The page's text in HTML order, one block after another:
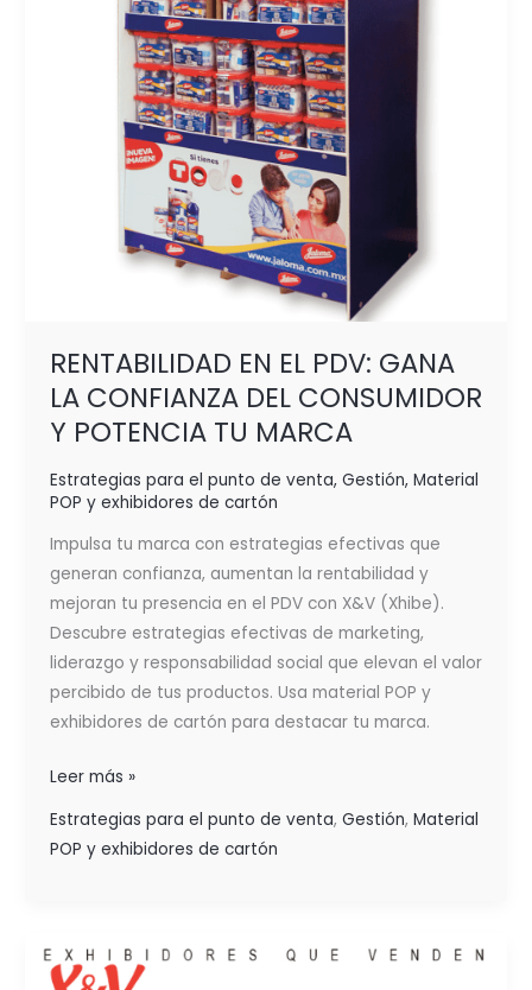
RENTABILIDAD EN EL PDV: GANA
LA CONFIANZA DEL CONSUMIDOR
Y POTENCIA TU MARCA
Estrategias para el punto de venta, Gestión, Material
POP y exhibidores de cartón
Impulsa tu marca con estrategias efectivas que
generan confianza, aumentan la rentabilidad y
mejoran tu presencia en el PDV con X&V (Xhibe).
Descubre estrategias efectivas de marketing,
liderazgo y responsabilidad social que elevan el valor
percibido de tus productos. Usa material POP y
exhibidores de cartón para destacar tu marca.
CONFIANZA
CONSUMIDOR
POTENCIA
Leer más »
Estrategias para el punto de venta, Gestión, Material
POP y exhibidores de cartón
MARKETING
OPERATIVO: